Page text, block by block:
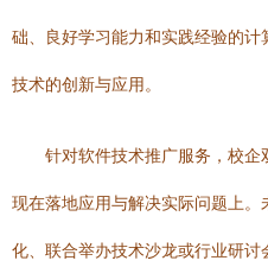
础、良好学习能力和实践经验的
技术的创新与应用。
针对软件技术推广服务，校
现在落地应用与解决实际问题上
化、联合举办技术沙龙或行业研